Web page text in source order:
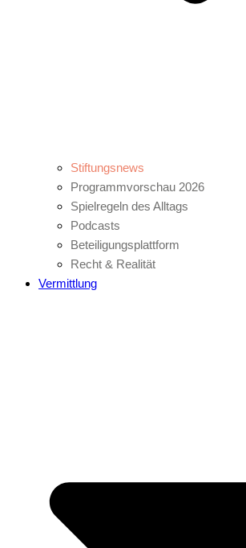
Stiftungsnews
Programmvorschau 2026
Spielregeln des Alltags
Podcasts
Beteiligungsplattform
Recht & Realität
Vermittlung